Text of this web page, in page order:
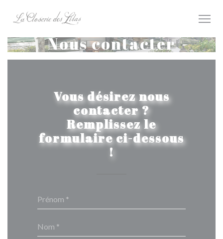
Nous contacter
Vous désirez nous
contacter ?
Remplissez le
formulaire ci-dessous
!